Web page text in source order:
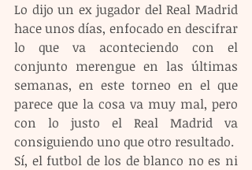
Lo dijo un ex jugador del Real Madrid
hace unos días, enfocado en descifrar
lo que va aconteciendo con el
conjunto merengue en las últimas
semanas, en este torneo en el que
parece que la cosa va muy mal, pero
con lo justo el Real Madrid va
consiguiendo uno que otro resultado.
Sí, el futbol de los de blanco no es ni